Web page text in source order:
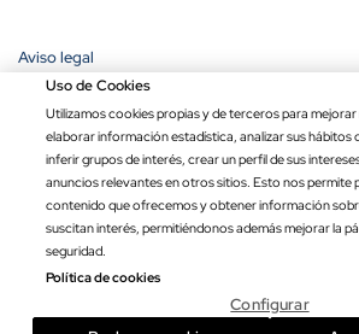
Precio por unidad
40.12 € / m
Opciones totales
Añadir al carrito
Aviso legal
Política de privacidad
Condiciones de compra
Ley de transparencia
Copyright © 2026 Banderas Puerta de Hierro®.
reservados.
Uso de Cookies
Utilizamos cookies propias y de terceros para
elaborar información estadística, analizar sus hábitos
inferir grupos de interés, crear un perfil de sus
anuncios relevantes en otros sitios. Esto nos permite
contenido que ofrecemos y obtener información
suscitan interés, permitiéndonos además mejorar la
seguridad.
Política de cookies
Configurar